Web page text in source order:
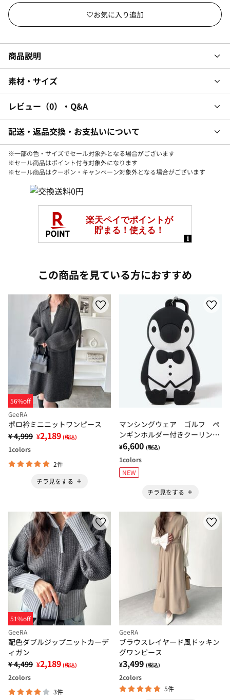
商品説明
素材・サイズ
レビュー 0 ・Q&A
配送・返品交換・お支払いについて
※一部の色・サイズでセール対象外となる場合がございます
※セール商品はポイント付与対象外になります
※セール商品はクーポン・キャンペーン対象外となる場合がございます
この商品を見ている方におすすめ
56%off
GeeRA
ポロ衿ミニニットワンピース
¥ 4,999 ¥2,189 (税込)
1colors
2件
チラ見をする
マンシングウェア ゴルフ ペ
ンギンホルダー付きクーリング
タオル
¥6,600 (税込)
1colors
NEW
チラ見をする
51%off
GeeRA
配色ダブルジップニットカーデ
ィガン
¥ 4,499 ¥2,189 (税込)
2colors
3件
GeeRA
ブラウスレイヤード風ドッキン
グワンピース
¥3,499 (税込)
2colors
5件